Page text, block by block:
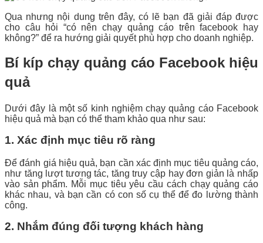
Qua nhưng nội dung trên đây, có lẽ bạn đã giải đáp được
cho câu hỏi “có nên chạy quảng cáo trên facebook hay
không?” để ra hướng giải quyết phù hợp cho doanh nghiệp.
Bí kíp chạy quảng cáo Facebook hiệu
quả
Dưới đây là một số kinh nghiệm chạy quảng cáo Facebook
hiệu quả mà bạn có thể tham khảo qua như sau:
1. Xác định mục tiêu rõ ràng
Để đánh giá hiệu quả, bạn cần xác định mục tiêu quảng cáo,
như tăng lượt tương tác, tăng truy cập hay đơn giản là nhấp
vào sản phẩm. Mỗi mục tiêu yêu cầu cách chạy quảng cáo
khác nhau, và bạn cần có con số cụ thể để đo lường thành
công.
2. Nhắm đúng đối tượng khách hàng